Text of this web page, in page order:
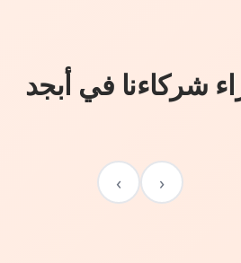
شركاءنا في أبجد
‹
›